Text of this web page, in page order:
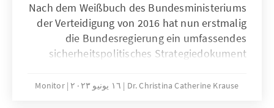
Nach dem Weißbuch des Bundesministeriums
der Verteidigung von 2016 hat nun erstmalig
die Bundesregierung ein umfassendes
sicherheitspolitisches Strategiedokument
Federführung, weitere Bundesministerien, wie
Dr. Christina Catherine Krause ١٦ يونيو ٢٠٢٣ Monitor